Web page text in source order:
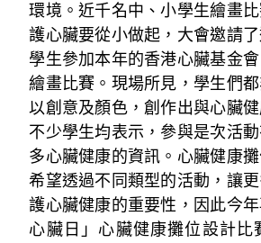
環境。近千名中、小學生繪畫
護心臟要從小做起，大會邀請
學生參加本年的香港心臟基金會
繪畫比賽。現場所見，學生們
以創意及顏色，創作出與心臟
不少學生均表示，參與是次活
多心臟健康的資訊。心臟健康
希望透過不同類型的活動，讓
護心臟健康的重要性，因此今
心臟日」心臟健康攤位設計比